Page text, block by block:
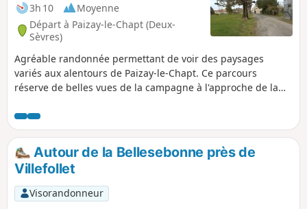
3h 10
Moyenne
Départ à Paizay-le-Chapt (Deux-
Sèvres)
Agréable randonnée permettant de voir des paysages
variés aux alentours de Paizay-le-Chapt. Ce parcours
réserve de belles vues de la campagne à l'approche de la
dit les Rompis, survivance de l'essartage du XVe siécle, le
chemin de la Rochelle qui est la trace d'une ancienne
grande voie de communication et le Puits de Pouffond.
Autour de la Bellesebonne près de
Villefollet
Visorandonneur